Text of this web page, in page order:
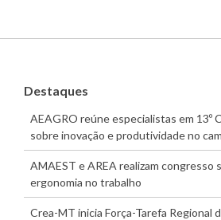
Destaques
AEAGRO reúne especialistas em 13º
sobre inovação e produtividade no
AMAEST e AREA realizam congresso
ergonomia no trabalho
Crea-MT inicia Força-Tarefa Regional